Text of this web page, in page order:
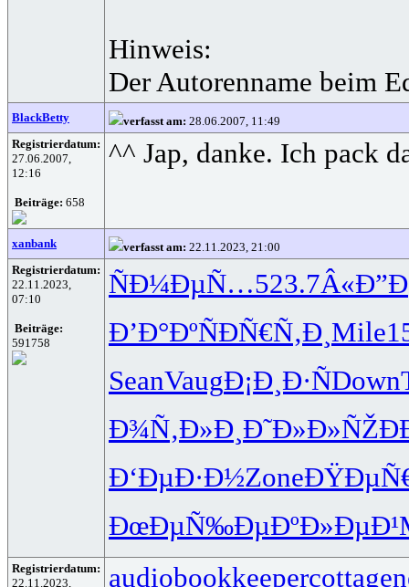
Hinweis:
Der Autorenname beim
BlackBetty verfasst am: 28.06.2007, 11:49
Registrierdatum:
27.06.2007,
12:16
Beiträge: 658
^^ Jap, danke. Ich pack
xanbank verfasst am: 22.11.2023, 21:00
Registrierdatum:
22.11.2023,
07:10
Beiträge:
591758
ÑÐ¼ÐµÑ…523.7
Ð’Ð°ÐºÑÐÑ€Ñ‚Ð¸ Mile
SeanVaugÐ¡Ð¸Ð·ÑDown
Ð¾Ñ‚Ð»Ð¸ Ð˜Ð»Ð»ÑŽ
Ð‘ÐµÐ·Ð½Zone
ÐœÐµÑ‰ÐµÐºÐ»ÐµÐ¹
Registrierdatum:
22.11.2023,
audiobookkeeper